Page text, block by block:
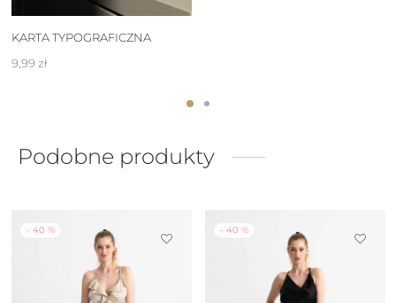
KARTA TYPOGRAFICZNA
9,99 zł
Podobne produkty
- 40 % - 40 %